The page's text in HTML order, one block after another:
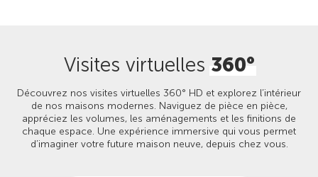
Visites virtuelles 360°
Découvrez nos visites virtuelles 360° HD et explorez l’intérieur
de nos maisons modernes. Naviguez de pièce en pièce,
appréciez les volumes, les aménagements et les finitions de
chaque espace. Une expérience immersive qui vous permet
d’imaginer votre future maison neuve, depuis chez vous.